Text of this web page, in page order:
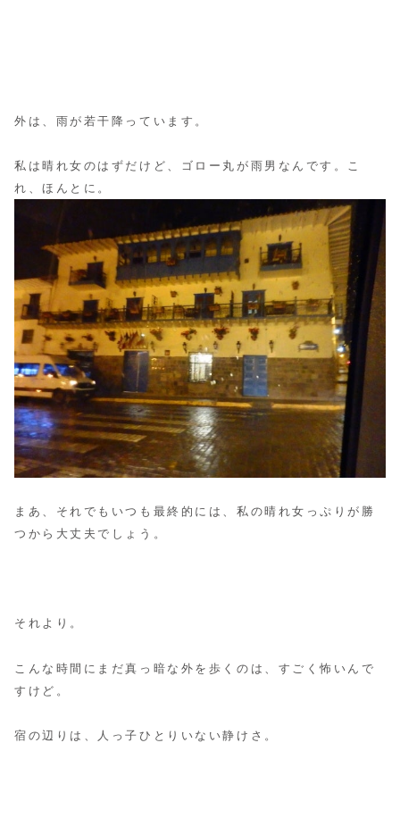
外は、雨が若干降っています。
私は晴れ女のはずだけど、ゴロー丸が雨男なんです。こ
れ、ほんとに。
まあ、それでもいつも最終的には、私の晴れ女っぷりが勝
つから大丈夫でしょう。
それより。
こんな時間にまだ真っ暗な外を歩くのは、すごく怖いんで
すけど。
宿の辺りは、人っ子ひとりいない静けさ。